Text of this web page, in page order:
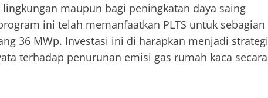
maupun bagi peningkatan daya saing
ini telah memanfaatkan PLTS untuk sebagian
36 MWp. Investasi ini di harapkan menjadi strategi
terhadap penurunan emisi gas rumah kaca secara